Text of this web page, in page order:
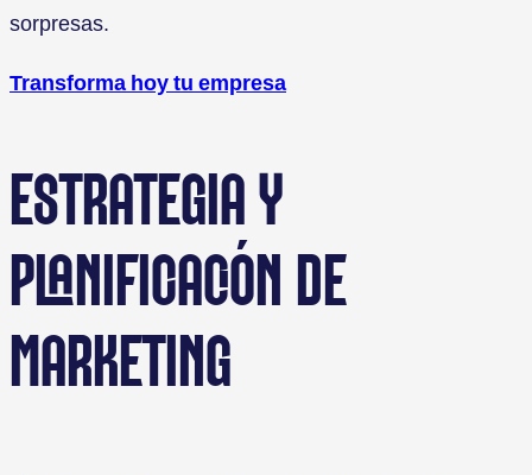
sorpresas.
Transforma hoy tu empresa
ESTRATEGIA Y
PLANIFICACIÓN DE
MARKETING